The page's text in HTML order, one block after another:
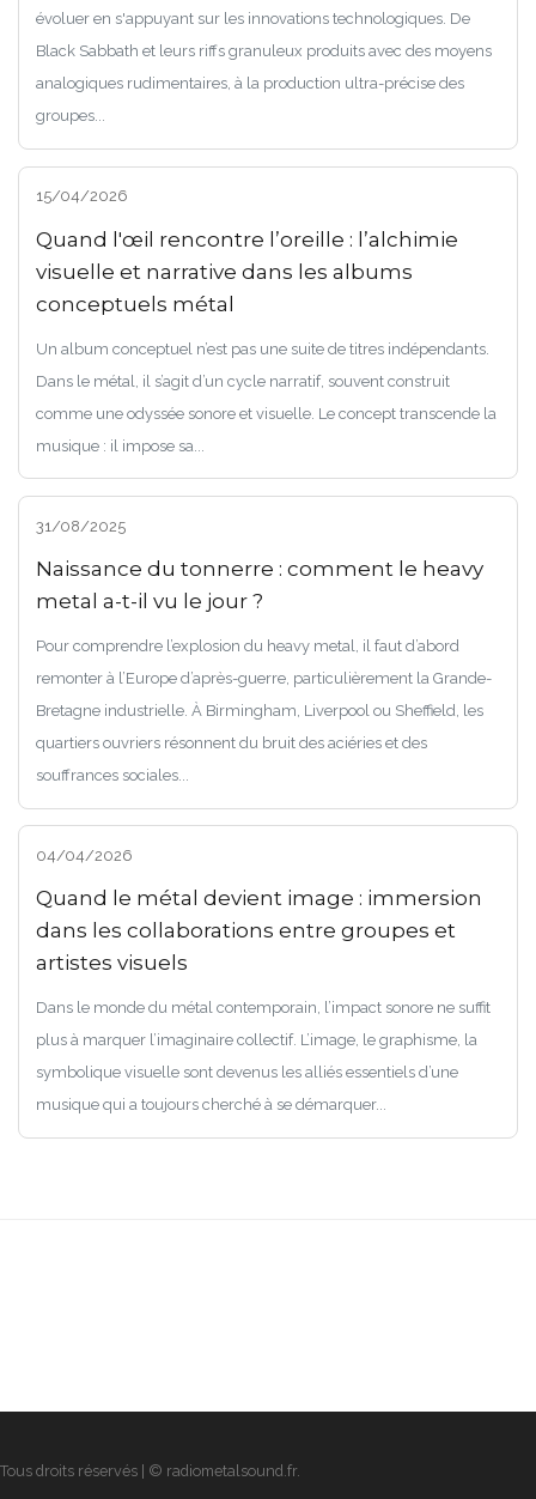
évoluer en s'appuyant sur les innovations technologiques. De
Black Sabbath et leurs riffs granuleux produits avec des moyens
analogiques rudimentaires, à la production ultra-précise des
groupes...
15/04/2026
Quand l'œil rencontre l’oreille : l’alchimie
visuelle et narrative dans les albums
conceptuels métal
Un album conceptuel n’est pas une suite de titres indépendants.
Dans le métal, il s’agit d’un cycle narratif, souvent construit
comme une odyssée sonore et visuelle. Le concept transcende la
musique : il impose sa...
31/08/2025
Naissance du tonnerre : comment le heavy
metal a-t-il vu le jour ?
Pour comprendre l’explosion du heavy metal, il faut d’abord
remonter à l’Europe d’après-guerre, particulièrement la Grande-
Bretagne industrielle. À Birmingham, Liverpool ou Sheffield, les
quartiers ouvriers résonnent du bruit des aciéries et des
souffrances sociales...
04/04/2026
Quand le métal devient image : immersion
dans les collaborations entre groupes et
artistes visuels
Dans le monde du métal contemporain, l’impact sonore ne suffit
plus à marquer l’imaginaire collectif. L’image, le graphisme, la
symbolique visuelle sont devenus les alliés essentiels d’une
musique qui a toujours cherché à se démarquer...
Tous droits réservés | © radiometalsound.fr.